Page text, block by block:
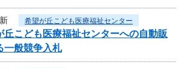
希望が丘こども医療福祉センター
丘こども医療福祉センターへの自動販
一般競争入札